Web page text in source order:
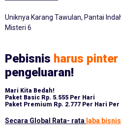
Uniknya Karang Tawulan, Pantai
Misteri 6
Pebisnis harus pinter
pengeluaran!
Mari Kita Bedah!
Paket Basic Rp. 5.555 Per Hari
Paket Premium Rp. 2.777 Per Hari Per
Secara Global Rata- rata laba